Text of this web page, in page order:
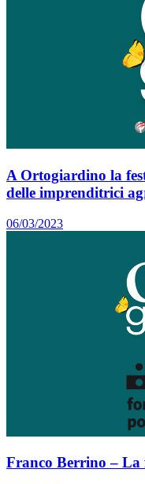
A Ortogiardino la
delle imprenditrici
06/03/2023
Franco Berrino – La